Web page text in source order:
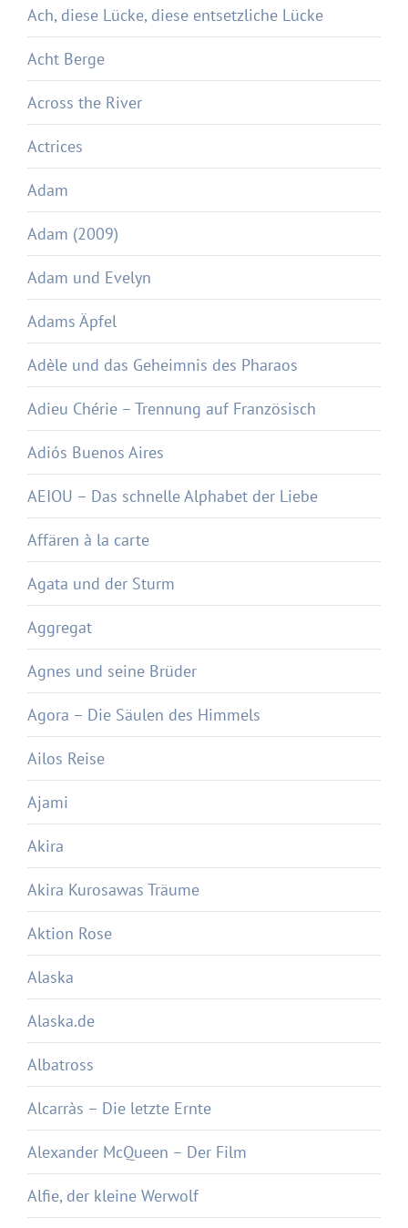
Ach, diese Lücke, diese entsetzliche Lücke
Acht Berge
Across the River
Actrices
Adam
Adam (2009)
Adam und Evelyn
Adams Äpfel
Adèle und das Geheimnis des Pharaos
Adieu Chérie – Trennung auf Französisch
Adiós Buenos Aires
AEIOU – Das schnelle Alphabet der Liebe
Affären à la carte
Agata und der Sturm
Aggregat
Agnes und seine Brüder
Agora – Die Säulen des Himmels
Ailos Reise
Ajami
Akira
Akira Kurosawas Träume
Aktion Rose
Alaska
Alaska.de
Albatross
Alcarràs – Die letzte Ernte
Alexander McQueen – Der Film
Alfie, der kleine Werwolf